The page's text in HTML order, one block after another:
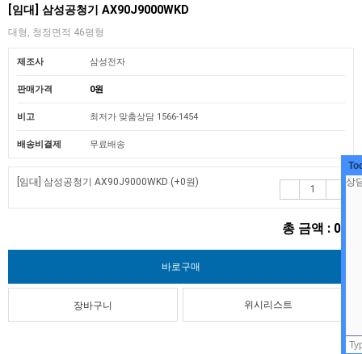
[임대] 삼성공청기 AX90J9000WKD
대형, 청정면적 46평형
제조사 삼성전자
판매가격 0원
비고 최저가 맞춤상담 1566-1454
배송비결제 무료배송
[임대] 삼성공청기 AX90J9000WKD (+0원)
총 금액 : 0원
위시리스트